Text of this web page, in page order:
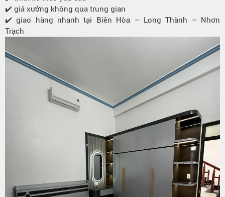
✔️ giá xưởng không qua trung gian
✔️ giao hàng nhanh tại Biên Hòa – Long Thành – Nhơn
Trạch